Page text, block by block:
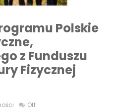
Polskie
z Funduszu
Fizycznej
Off